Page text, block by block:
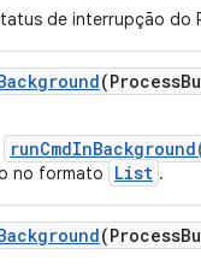
de interrupção do
(Process
no formato
List .
(Process